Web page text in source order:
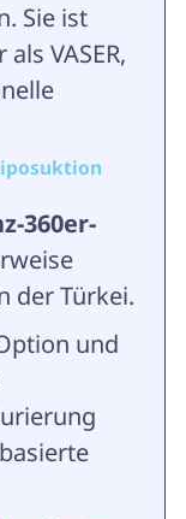
Sie ist
VASER,
360er-
der Türkei.
und